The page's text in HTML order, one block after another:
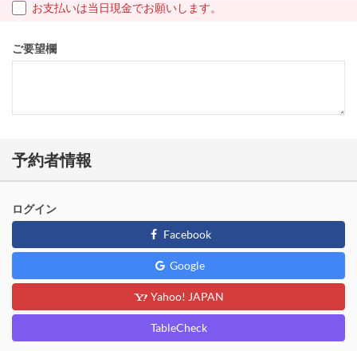
お支払いは当日現金でお願いします。
ご要望欄
予約者情報
ログイン
Facebook
Google
Yahoo! JAPAN
TableCheck